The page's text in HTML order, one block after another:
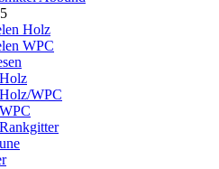
Holz
WPC
WPC